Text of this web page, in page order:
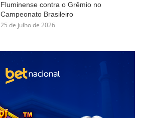
Fluminense contra o Grêmio no
Campeonato Brasileiro
25 de julho de 2026